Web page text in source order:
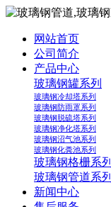
网站首页
公司简介
产品中心
玻璃钢罐系列
玻璃钢冷却塔系列
玻璃钢防雨罩系列
玻璃钢脱硫塔系列
玻璃钢净化塔系列
玻璃钢沼气池系列
玻璃钢化粪池系列
玻璃钢格栅系列
玻璃钢管道系列
新闻中心